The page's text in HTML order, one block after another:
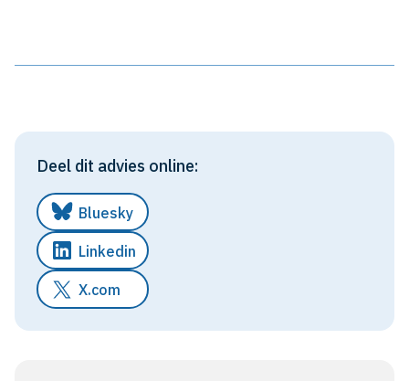
Deel dit advies online:
Bluesky
Linkedin
X.com